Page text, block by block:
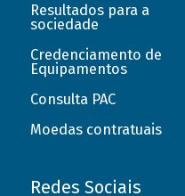
Resultados para a
sociedade
Credenciamento de
Equipamentos
Consulta PAC
Moedas contratuais
Redes Sociais